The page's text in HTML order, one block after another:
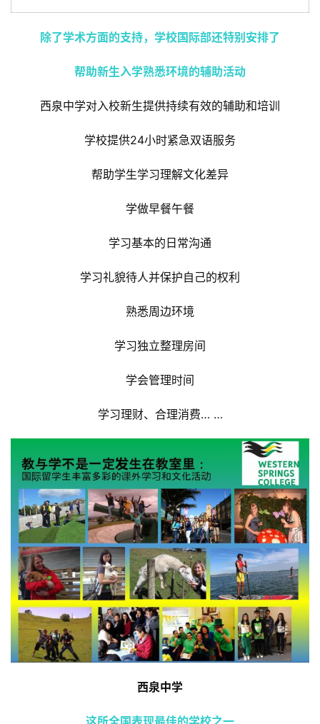
除了学术方面的支持，学校国际部还特别安排了
帮助新生入学熟悉环境的辅助活动
西泉中学对入校新生提供持续有效的辅助和培训
学校提供24小时紧急双语服务
帮助学生学习理解文化差异
学做早餐午餐
学习基本的日常沟通
学习礼貌待人并保护自己的权利
熟悉周边环境
学习独立整理房间
学会管理时间
学习理财、合理消费… …
西泉中学
这所全国表现最佳的学校之一